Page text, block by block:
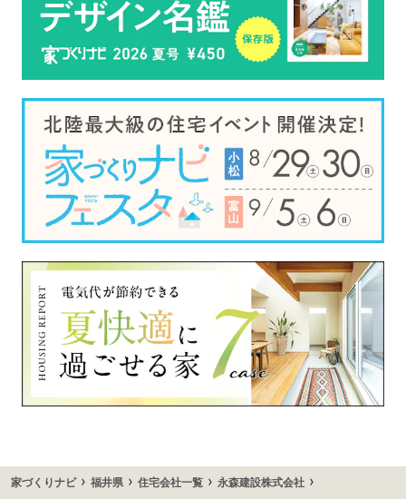
家づくりナビ› 福井県 › 住宅会社一覧 › 永森建設株式会社 ›